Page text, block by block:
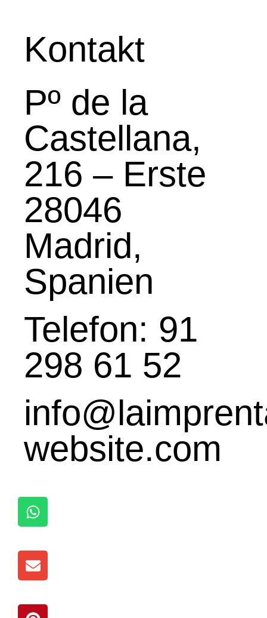
Kontakt
Pº de la
Castellana,
216 – Erste
28046
Madrid,
Spanien
Telefon: 91
298 61 52
website.com
P
U
m
c
W
h
t
s
A
p